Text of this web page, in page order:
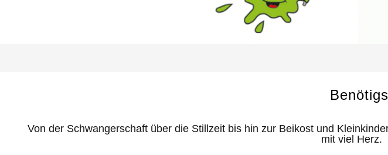
Von der Schwangerschaft über die Stillzeit bis hin zur Beikost und
mit viel Herz.